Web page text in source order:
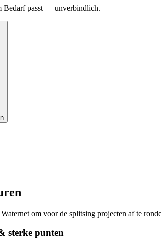
Bedarf passt — unverbindlich.
om voor de splitsing projecten af te
sterke punten